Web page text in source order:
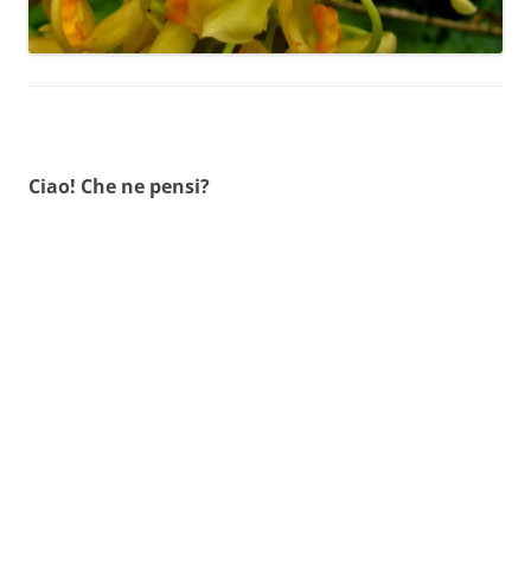
Ciao! Che ne pensi?